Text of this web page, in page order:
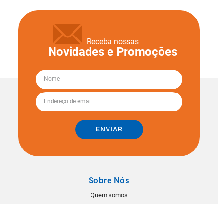
Receba nossas
Novidades e Promoções
ENVIAR
Sobre Nós
Quem somos